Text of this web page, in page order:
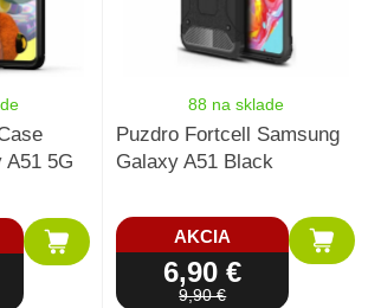
A51 5G
88 na sklade
Puzdro Fortcell Samsung
Galaxy A51 Black
AKCIA
6,90 €
9,90 €